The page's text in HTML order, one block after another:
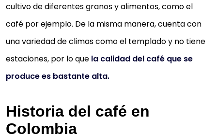
cultivo de diferentes granos y alimentos, como el
café por ejemplo. De la misma manera, cuenta con
una variedad de climas como el templado y no tiene
estaciones, por lo que la calidad del café que se
produce es bastante alta.
Historia del café en
Colombia